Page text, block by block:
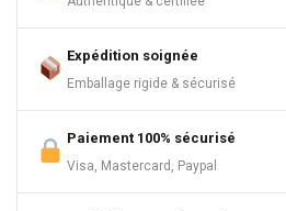
Expédition soignée
Emballage rigide & sécurisé
Paiement 100% sécurisé
Visa, Mastercard, Paypal